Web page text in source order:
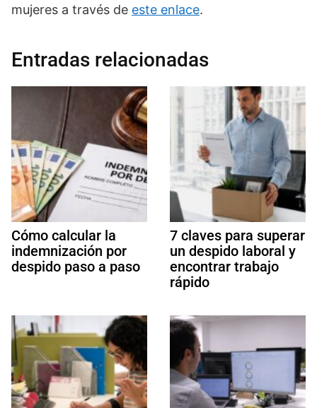
mujeres a través de este enlace.
Entradas relacionadas
Cómo calcular la
indemnización por
despido paso a paso
7 claves para superar
un despido laboral y
encontrar trabajo
rápido